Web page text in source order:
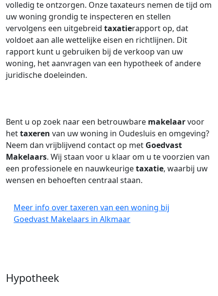
volledig te ontzorgen. Onze taxateurs nemen de tijd om
uw woning grondig te inspecteren en stellen
vervolgens een uitgebreid taxatierapport op, dat
voldoet aan alle wettelijke eisen en richtlijnen. Dit
rapport kunt u gebruiken bij de verkoop van uw
woning, het aanvragen van een hypotheek of andere
juridische doeleinden.
Bent u op zoek naar een betrouwbare makelaarvoor
hettaxeren van uw woning in Oudesluis en omgeving?
Neem dan vrijblijvend contact op met Goedvast
Makelaars. Wij staan voor u klaar om u te voorzien van
een professionele en nauwkeurigetaxatie, waarbij uw
wensen en behoeften centraal staan.
Meer info over taxeren van een woning bij
Goedvast Makelaars in Alkmaar
Hypotheek